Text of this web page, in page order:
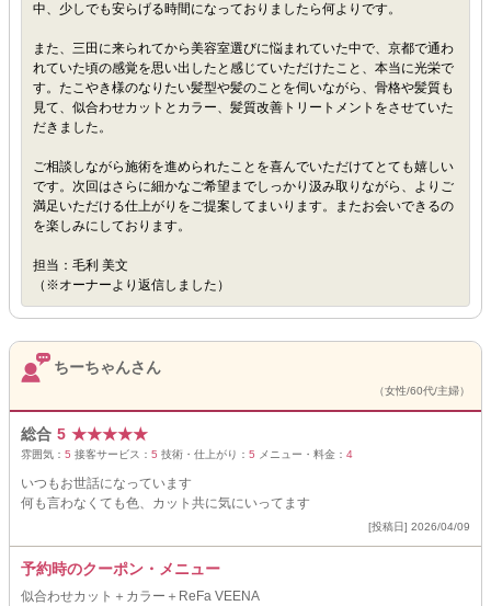
中、少しでも安らげる時間になっておりましたら何よりです。
また、三田に来られてから美容室選びに悩まれていた中で、京都で通わ
れていた頃の感覚を思い出したと感じていただけたこと、本当に光栄で
す。たこやき様のなりたい髪型や髪のことを伺いながら、骨格や髪質も
見て、似合わせカットとカラー、髪質改善トリートメントをさせていた
だきました。
ご相談しながら施術を進められたことを喜んでいただけてとても嬉しい
です。次回はさらに細かなご希望までしっかり汲み取りながら、よりご
満足いただける仕上がりをご提案してまいります。またお会いできるの
を楽しみにしております。
担当：毛利 美文
（※オーナーより返信しました）
ちーちゃんさん
（女性/60代/主婦）
総合 5 ★★★★★
雰囲気： 5 接客サービス： 5 技術・仕上がり： 5 メニュー・料金： 4
いつもお世話になっています
何も言わなくても色、カット共に気にいってます
[投稿日] 2026/04/09
予約時のクーポン・メニュー
似合わせカット＋カラー＋ReFa VEENA